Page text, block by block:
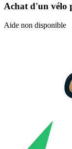
Achat d'un vélo
Aide non disponible